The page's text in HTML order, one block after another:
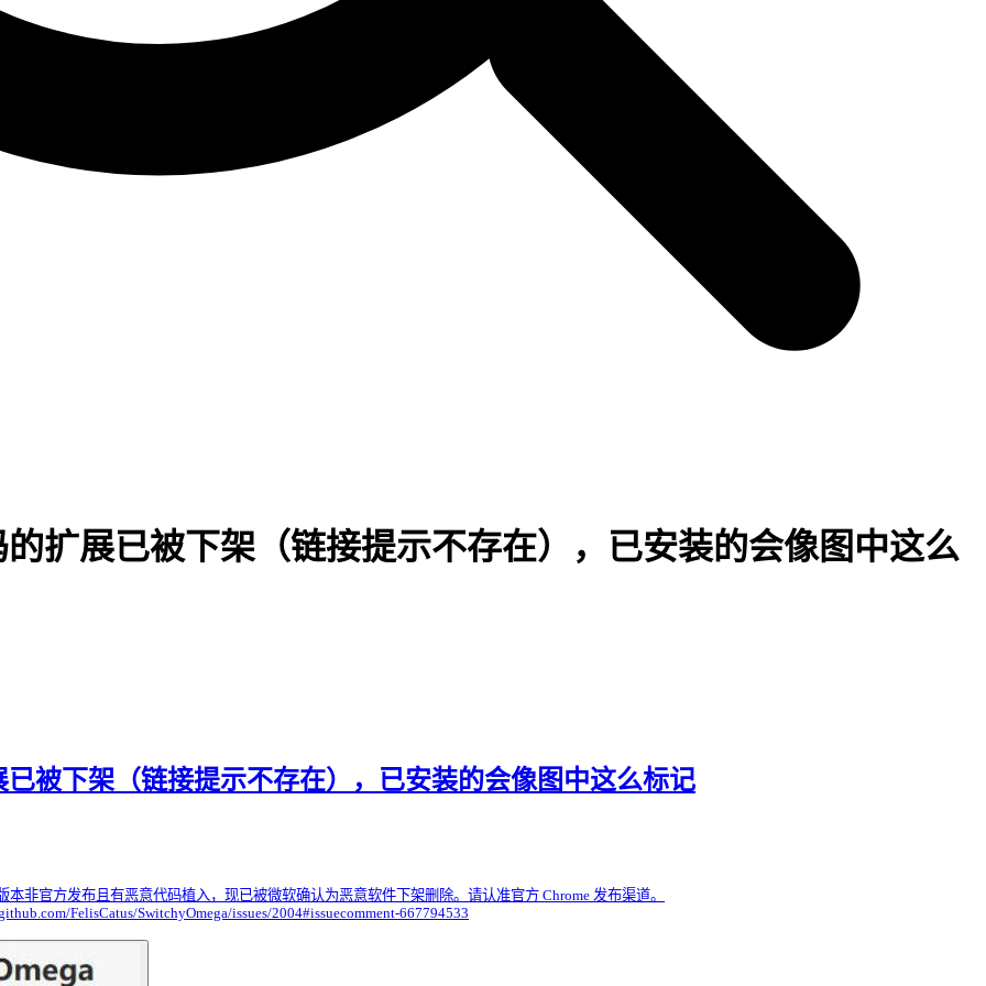
扩展已被下架（链接提示不存在），已安装的会像图中这么
被下架（链接提示不存在），已安装的会像图中这么标记
非官方发布且有恶意代码植入，现已被微软确认为恶意软件下架删除。请认准官方 Chrome 发布渠道。
FelisCatus/SwitchyOmega/issues/2004#issuecomment-667794533